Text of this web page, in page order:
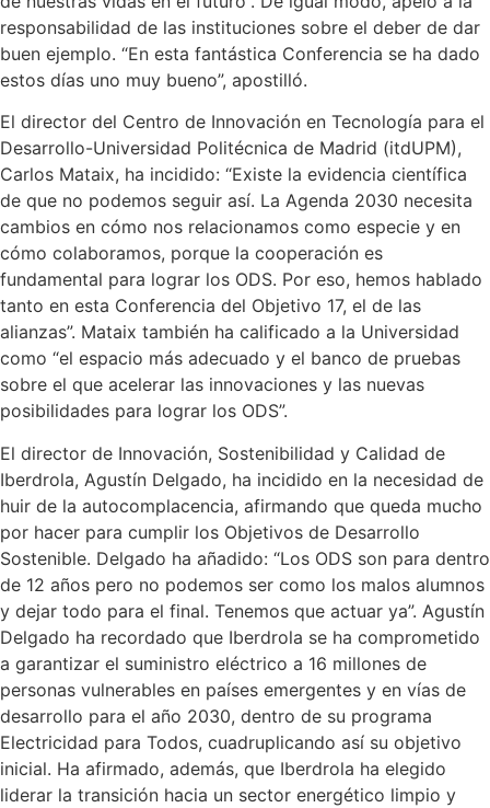
responsabilidad de las instituciones sobre el deber de dar
buen ejemplo. “En esta fantástica Conferencia se ha dado
estos días uno muy bueno”, apostilló.
El director del Centro de Innovación en Tecnología para el
Desarrollo-Universidad Politécnica de Madrid (itdUPM),
Carlos Mataix, ha incidido: “Existe la evidencia científica
de que no podemos seguir así. La Agenda 2030 necesita
cambios en cómo nos relacionamos como especie y en
cómo colaboramos, porque la cooperación es
fundamental para lograr los ODS. Por eso, hemos hablado
tanto en esta Conferencia del Objetivo 17, el de las
alianzas”. Mataix también ha calificado a la Universidad
como “el espacio más adecuado y el banco de pruebas
sobre el que acelerar las innovaciones y las nuevas
posibilidades para lograr los ODS”.
El director de Innovación, Sostenibilidad y Calidad de
Iberdrola, Agustín Delgado, ha incidido en la necesidad de
huir de la autocomplacencia, afirmando que queda mucho
por hacer para cumplir los Objetivos de Desarrollo
Sostenible. Delgado ha añadido: “Los ODS son para dentro
de 12 años pero no podemos ser como los malos alumnos
y dejar todo para el final. Tenemos que actuar ya”. Agustín
Delgado ha recordado que Iberdrola se ha comprometido
a garantizar el suministro eléctrico a 16 millones de
personas vulnerables en países emergentes y en vías de
desarrollo para el año 2030, dentro de su programa
Electricidad para Todos, cuadruplicando así su objetivo
inicial. Ha afirmado, además, que Iberdrola ha elegido
liderar la transición hacia un sector energético limpio y